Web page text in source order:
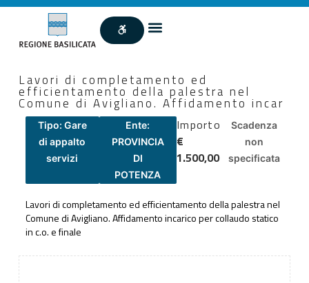
Lavori di completamento ed
efficientamento della palestra nel
Comune di Avigliano. Affidamento incar
Tipo: Gare
di appalto
servizi
Ente:
PROVINCIA
DI
POTENZA
Importo
€
1.500,00
Scadenza
non
specificata
Lavori di completamento ed efficientamento della palestra nel
Comune di Avigliano. Affidamento incarico per collaudo statico
in c.o. e finale